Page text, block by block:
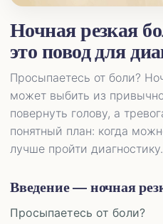
Ночная резкая
это повод для
Просыпаетесь от боли?
может выбить из
повернуть голову, а
понятный план: когда
лучше пройти диагностику.
Введение — ночная
Просыпаетесь от боли?